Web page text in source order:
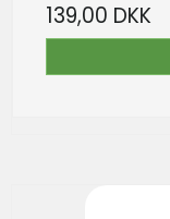
139,00 DKK